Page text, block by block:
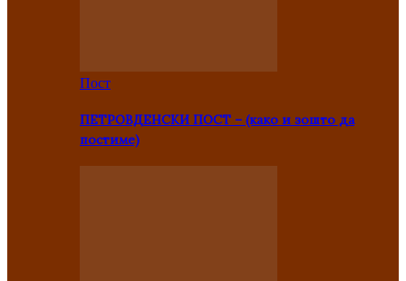
Пост
ПЕТРОВДЕНСКИ ПОСТ – (како и зошто да
постиме)